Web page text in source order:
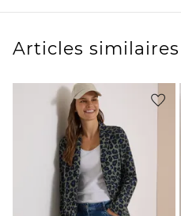
Articles similaires